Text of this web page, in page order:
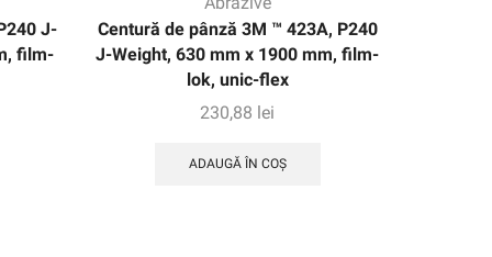
J-
film-
Centură de pânză 3M ™ 423A, P240
J-Weight, 630 mm x 1900 mm, film-
lok, unic-flex
230,88 lei
ADAUGĂ ÎN COȘ